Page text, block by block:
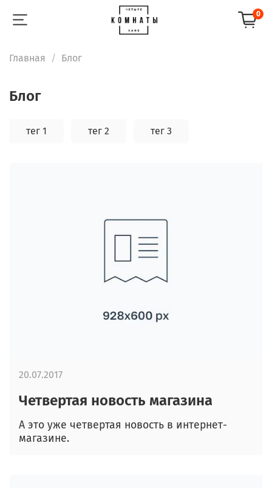
0
Главная Блог
Блог
тег 1 тег 2 тег 3
Четвертая новость магазина
А это уже четвертая новость в интернет-
магазине.
20.07.2017